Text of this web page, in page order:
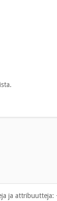
ja attribuutteja: